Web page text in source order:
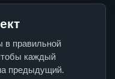
правильной
каждый
предыдущий.